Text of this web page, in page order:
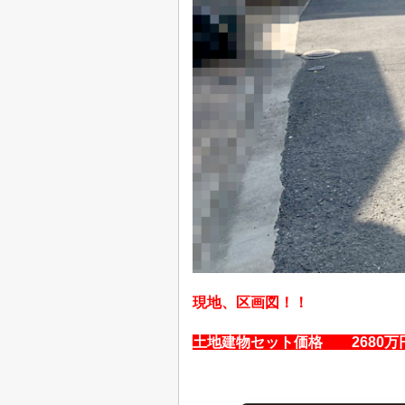
現地、区画図！！
土地建物セット価格 2680